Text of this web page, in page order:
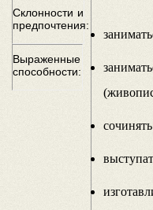
Склонности и
предпочтения:
Выраженные
способности: